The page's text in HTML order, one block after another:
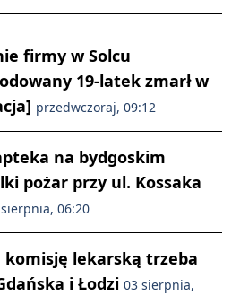
firmy w Solcu
19-latek zmarł w
przedwczoraj, 09:12
na bydgoskim
pożar przy ul. Kossaka
06:20
komisję lekarską trzeba
i Łodzi 03 sierpnia,